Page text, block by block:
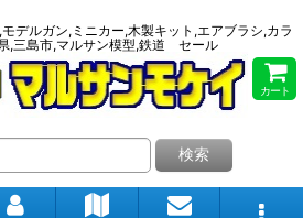
デルガン,ミニカー,木製キット,エアブラシ,カラ
,三島市,マルサン模型,鉄道 セール
カート
検索